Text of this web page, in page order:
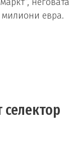
милиони евра.